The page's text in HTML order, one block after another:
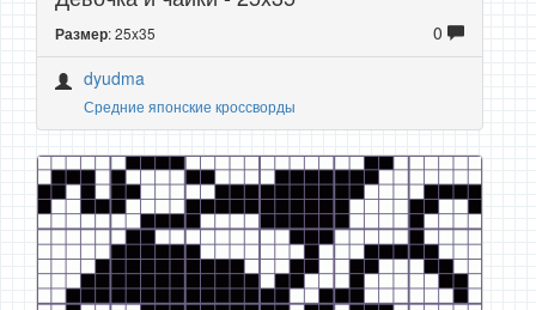
Размер: 25x35
0
dyudma
Средние японские кроссворды